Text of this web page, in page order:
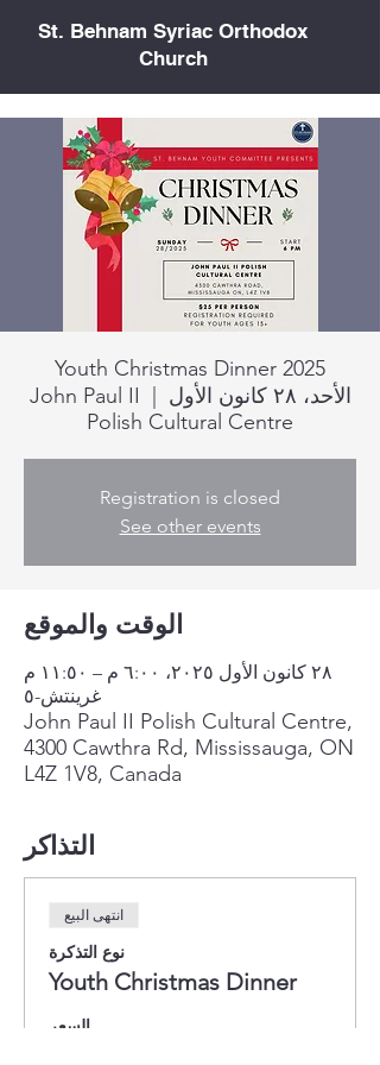
St. Behnam Syriac Orthodox
Church
Youth Christmas Dinner 2025
الأحد، ٢٨ كانون الأول
John Paul II
Polish Cultural Centre
Registration is closed
See other events
الوقت والموقع
٢٨ كانون الأول ٢٠٢٥، ٦:٠٠ م – ١١:٥٠ م
غرينتش-٥
John Paul II Polish Cultural Centre,
4300 Cawthra Rd, Mississauga, ON
L4Z 1V8, Canada
التذاكر
انتهى البيع
نوع التذكرة
Youth Christmas Dinner
السعر